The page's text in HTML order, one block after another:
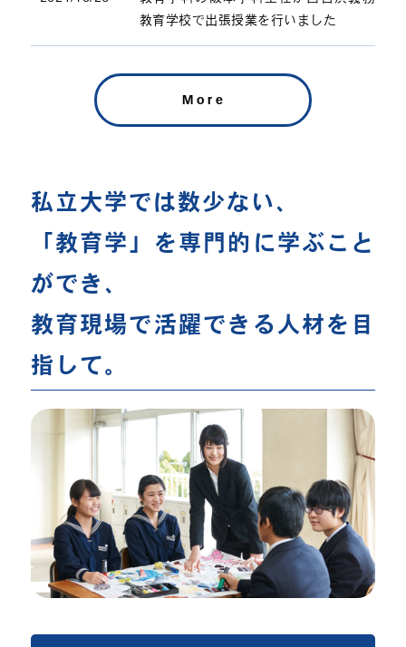
教育学校で出張授業を行いました
More
私立大学では数少ない、
「教育学」を専門的に学ぶこと
ができ、
教育現場で活躍できる人材を目
指して。